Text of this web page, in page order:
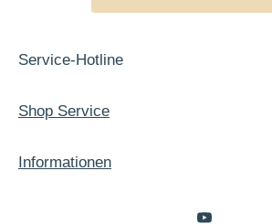
Service-Hotline
Shop Service
Informationen